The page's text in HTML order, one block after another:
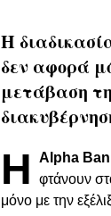
Η
δεν αφορά
μετάβαση
Η Alpha
φτάνουν
μόνο με την